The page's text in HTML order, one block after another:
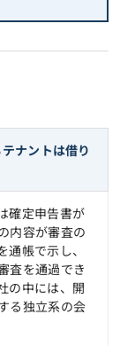
ナントは借り
確定申告書が
内容が審査の
帳で示し、
査を通過でき
の中には、開
る独立系の会